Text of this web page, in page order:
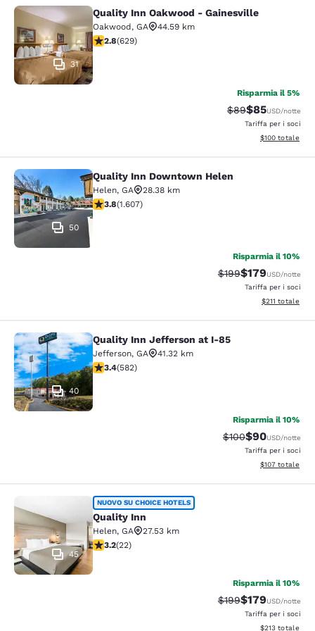
Quality Inn Oakwood - Gainesville
31
Quality Inn Oakwood - Gainesville
Oakwood, GA
44.59 km
Valutazione di 2.75 stelle. Discreto. 629 recensioni
2.8(629)
Risparmia il 5%
Tariffa di
$89Tariffa
$85USD/notte
Tariffa per i soci
Visualizza i
$100 totale
Quality Inn Downtown Helen
50
Quality Inn Downtown Helen
Helen, GA
28.38 km
Valutazione di 3.79 stelle. Buono. 1607 recensioni
3.8(1.607)
Risparmia il 10%
Tariffa di barratura:
$199Tariffa
$179USD/notte
Tariffa per i soci
Visualizza i
$211 totale
Quality Inn Jefferson at I-85
40
Quality Inn Jefferson at I-85
Jefferson, GA
41.32 km
Valutazione di 3.42 stelle. Buono. 582 recensioni
3.4(582)
Risparmia il 10%
Tariffa di
$100Tariffa
$90USD/notte
Tariffa per i soci
Visualizza i
$107 totale
Quality Inn
45
NUOVO SU CHOICE HOTELS
Quality Inn
Helen, GA
27.53 km
Valutazione di 3.23 stelle. Buono. 22 recensioni
3.2(22)
Risparmia il 10%
Tariffa di barratura:
$199Tariffa
$179USD/notte
Tariffa per i soci
Visualizza i
$213 totale